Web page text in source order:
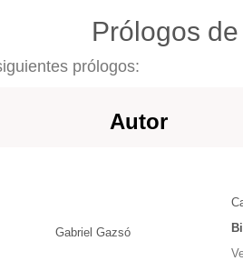
Prólogos
prólogos:
Autor
Gabriel Gazsó